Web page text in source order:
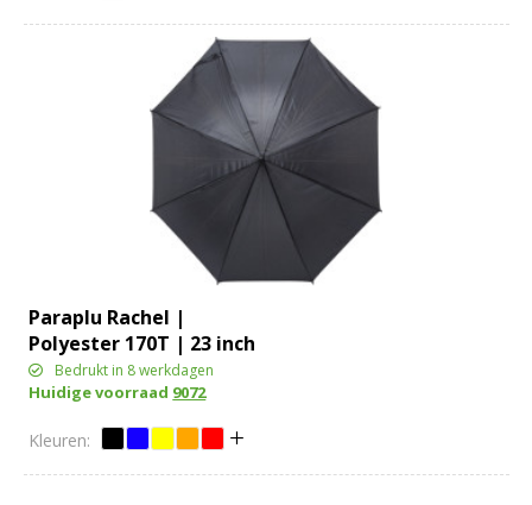
Paraplu Rachel |
Polyester 170T | 23 inch
Bedrukt in 8 werkdagen
Huidige voorraad 9072